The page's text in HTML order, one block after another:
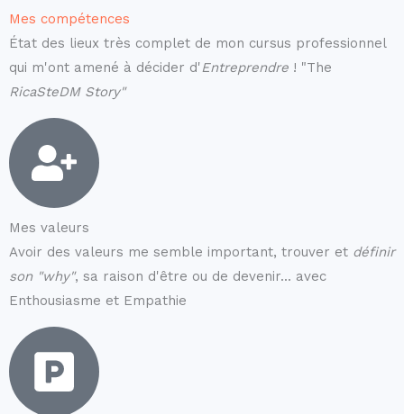
Mes compétences
État des lieux très complet de mon cursus professionnel
qui m'ont amené à décider d'Entreprendre ! "The
RicaSteDM Story"
Mes valeurs
Avoir des valeurs me semble important, trouver et définir
son "why", sa raison d'être ou de devenir... avec
Enthousiasme et Empathie